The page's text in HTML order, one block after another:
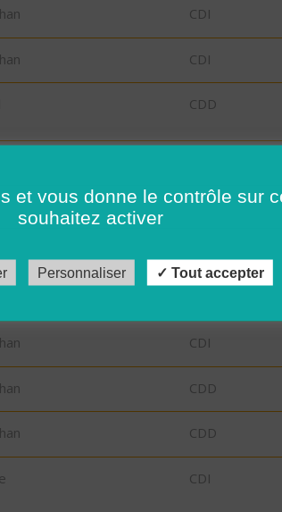
CDI
CDI
CDD
CDI
CDI
CDD
CDD
CDI
et vous donne le contrôle sur
souhaitez activer
Personnaliser Tout accepter